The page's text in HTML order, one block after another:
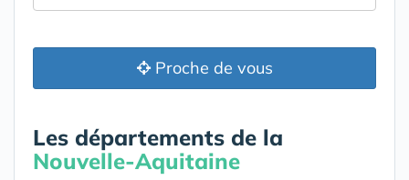
Proche de vous
Les départements de la
Nouvelle-Aquitaine